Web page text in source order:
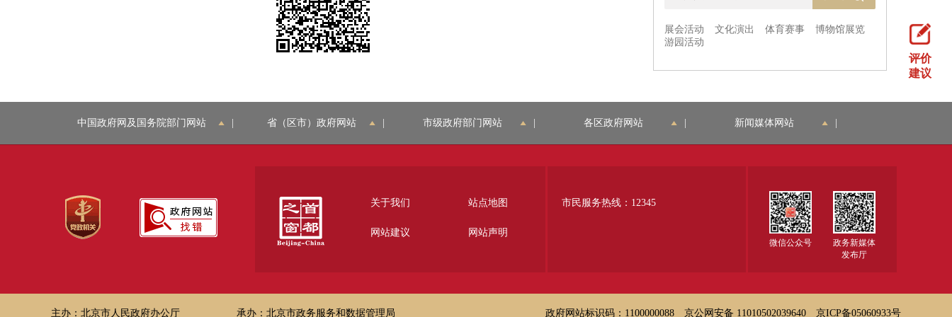
评价
建议
中国政府网及国务院部门网站 省（区市）政府网站 市级政府部门网站 各区政府网站 新闻媒体网站
关于我们 站点地图
网站建议 网站声明
市民服务热线：12345
微信公众号
政务新媒体
发布厅
主办：北京市人民政府办公厅 承办：北京市政务服务和数据管理局 政府网站标识码：1100000088 京公网安备 11010502039640 京ICP备05060933号